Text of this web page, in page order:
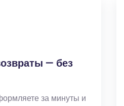
— без
за минуты и